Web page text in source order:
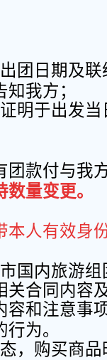
团日期及
知我方；
明于出发
团款付与我
量变更。
本人有效身
国内旅游
关合同内容
容和注意事
为。
，购买商